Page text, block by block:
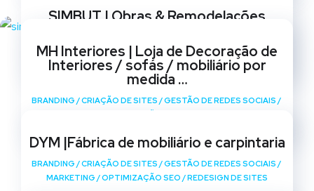
SIMBUT | Obras & Remodelações
MARKETING/OPTIMIZAÇÃO SEO REDESIGN DE SITES
MH Interiores | Loja de Decoração de
Interiores / sofás / mobiliário por
medida …
BRANDING /CRIAÇÃO DE SITES /GESTÃO DE REDES SOCIAIS /
DYM |Fábrica de mobiliário e carpintaria
BRANDING /CRIAÇÃO DE SITES /GESTÃO DE REDES SOCIAIS /
MARKETING /OPTIMIZAÇÃO SEO /REDESIGN DE SITES